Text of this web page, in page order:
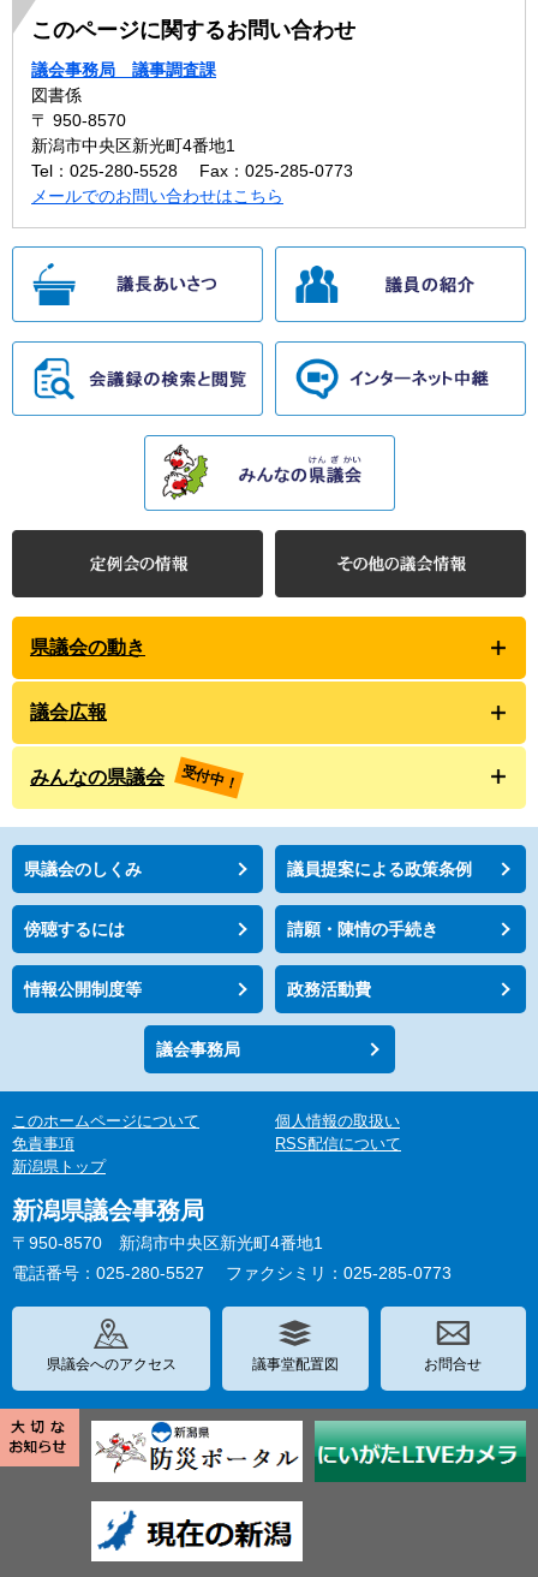
このページに関するお問い合わせ
議会事務局 議事調査課
図書係
〒 950-8570
新潟市中央区新光町4番地1
Tel：025-280-5528
Fax：025-285-0773
メールでのお問い合わせはこちら
県議会の動き
議会広報
みんなの県議会 受付中！
県議会のしくみ 議員提案による政策条例
傍聴するには 請願・陳情の手続き
情報公開制度等 政務活動費
議会事務局
このホームページについて
個人情報の取扱い
免責事項
RSS配信について
新潟県トップ
新潟県議会事務局
〒950-8570 新潟市中央区新光町4番地1
電話番号：025-280-5527
ファクシミリ：025-285-0773
県議会へのアクセス 議事堂配置図 お問合せ